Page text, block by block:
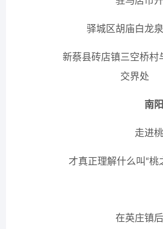
驿城区胡庙白龙泉
新蔡县砖店镇三空桥村
交界处
南阳
走进桃
才真正理解什么叫“桃
在英庄镇后